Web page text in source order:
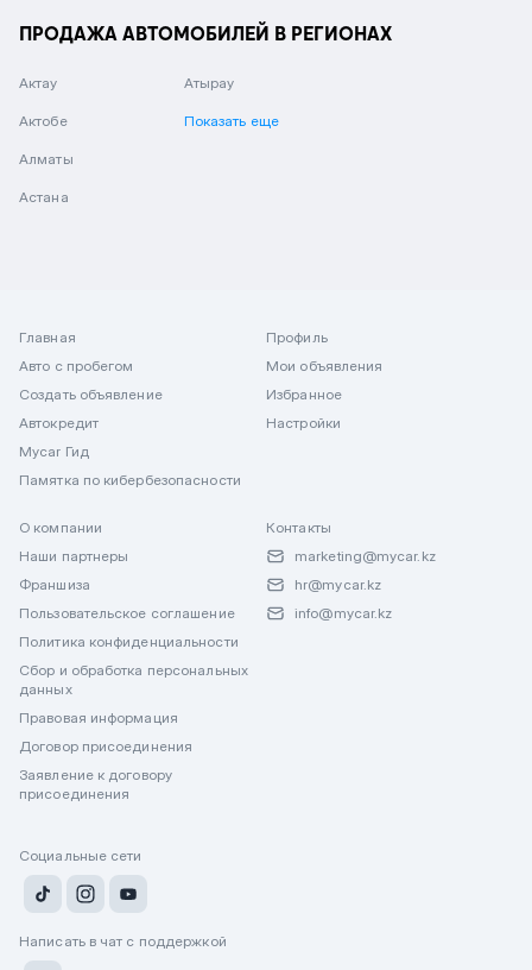
ПРОДАЖА АВТОМОБИЛЕЙ В РЕГИОНАХ
Актау
Актобе
Алматы
Астана
Атырау
Показать еще
Главная
Авто с пробегом
Создать объявление
Автокредит
Mycar Гид
Памятка по кибербезопасности
Профиль
Мои объявления
Избранное
Настройки
О компании
Наши партнеры
Франшиза
Пользовательское соглашение
Политика конфиденциальности
Сбор и обработка персональных
данных
Правовая информация
Договор присоединения
Заявление к договору
присоединения
Контакты
marketing@mycar.kz
hr@mycar.kz
info@mycar.kz
Социальные сети
Написать в чат с поддержкой